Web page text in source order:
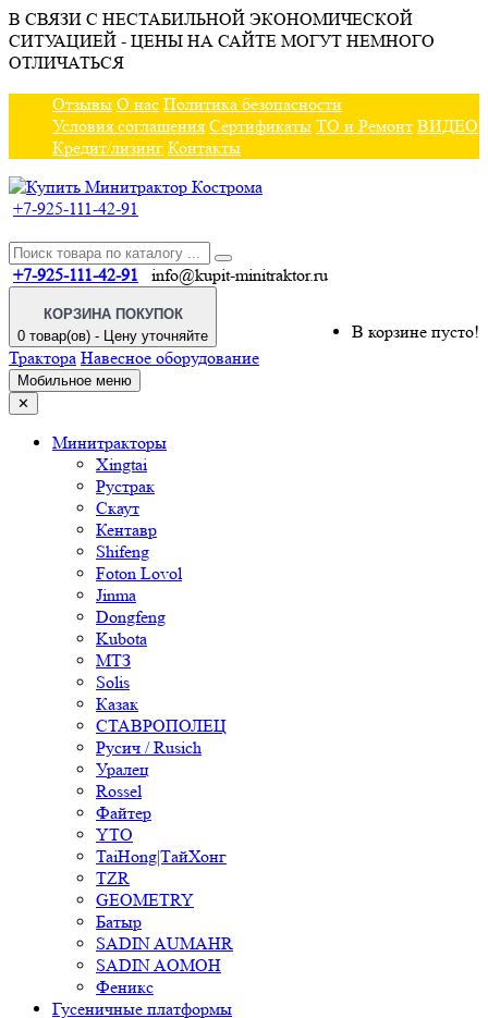
В СВЯЗИ С НЕСТАБИЛЬНОЙ ЭКОНОМИЧЕСКОЙ
СИТУАЦИЕЙ - ЦЕНЫ НА САЙТЕ МОГУТ НЕМНОГО
ОТЛИЧАТЬСЯ
Отзывы О нас Политика безопасности
Условия соглашения Сертификаты ТО и Ремонт ВИДЕО
Кредит/лизинг Контакты
+7-925-111-42-91
+7-925-111-42-91 info@kupit-minitraktor.ru
КОРЗИНА ПОКУПОК
0 товар(ов) - Цену уточняйте
В корзине пусто!
Трактора Навесное оборудование
Мобильное меню
✕
Минитракторы
Xingtai
Рустрак
Скаут
Кентавр
Shifeng
Foton Lovol
Jinma
Dongfeng
Kubota
МТЗ
Solis
Казак
СТАВРОПОЛЕЦ
Русич / Rusich
Уралец
Rossel
Файтер
YTO
TaiHong|ТайХонг
TZR
GEOMETRY
Батыр
SADIN AUMAHR
SADIN AOMOH
Феникс
Гусеничные платформы